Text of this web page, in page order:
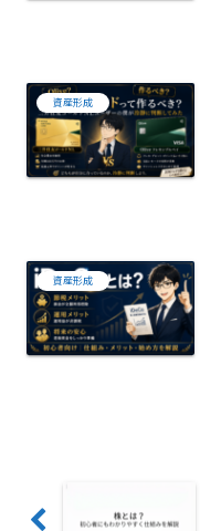
資産形成
資産形成